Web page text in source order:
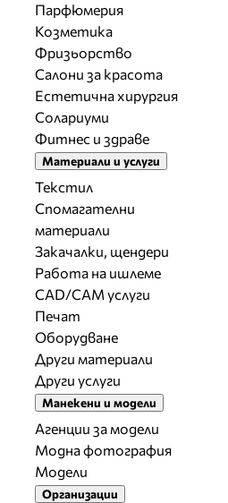
Парфюмерия
Козметика
Фризьорство
Салони за красота
Естетична хирургия
Солариуми
Фитнес и здраве
Материали и услуги
Текстил
Спомагателни
материали
Закачалки, щендери
Работа на ишлеме
CAD/CAM услуги
Печат
Оборудване
Други материали
Други услуги
Манекени и модели
Агенции за модели
Модна фотография
Модели
Организации